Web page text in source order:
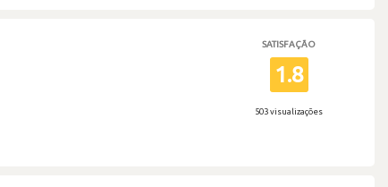
SATISFAÇÃO
1.8
503 visualizações